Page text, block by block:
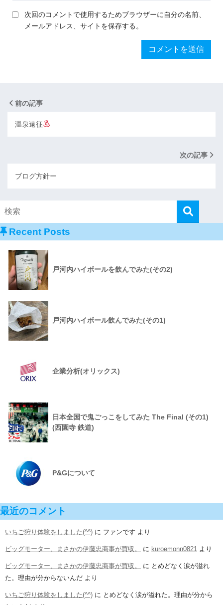
次回のコメントで使用するためブラウザーに自分の名前、
メールアドレス、サイトを保存する。
前の記事
温泉遠征
次の記事
ブログ方針ー
Recent Posts
戸河内ハイボールを飲んでみた(その2)
戸河内ハイボール飲んでみた(その1)
企業分析(オリックス)
日本全国で鬼ごっこをしてみた The Final (その1)
(西園寺 鉄道)
P&Gについて
最近のコメント
いちご狩り体験をしました(^^) に ファンです より
ビッグモーター、まさかの伊藤忠商事が買収。 に kuroemonn0821 より
ビッグモーター、まさかの伊藤忠商事が買収。 に とめどなく涙が溢れ
た。理由が分からないんだ より
いちご狩り体験をしました(^^) に とめどなく涙が溢れた。理由が分から